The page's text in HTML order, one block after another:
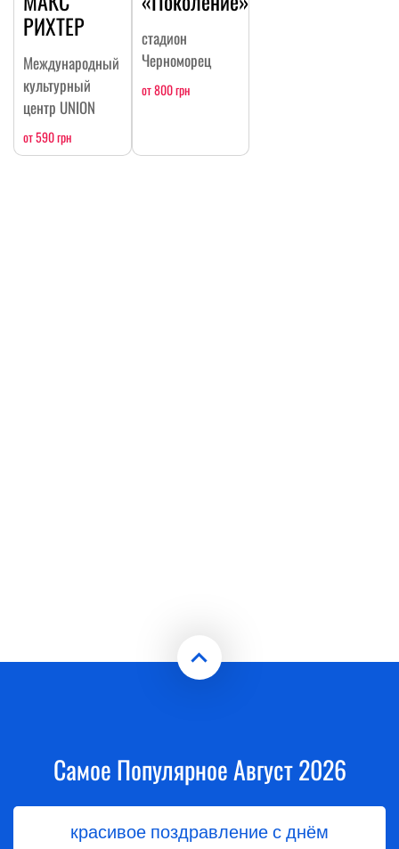
РИХТЕР
Международный
культурный
центр UNION
от 590 грн
стадион
Черноморец
от 800 грн
Самое Популярное Август 2026
красивое поздравление с днём